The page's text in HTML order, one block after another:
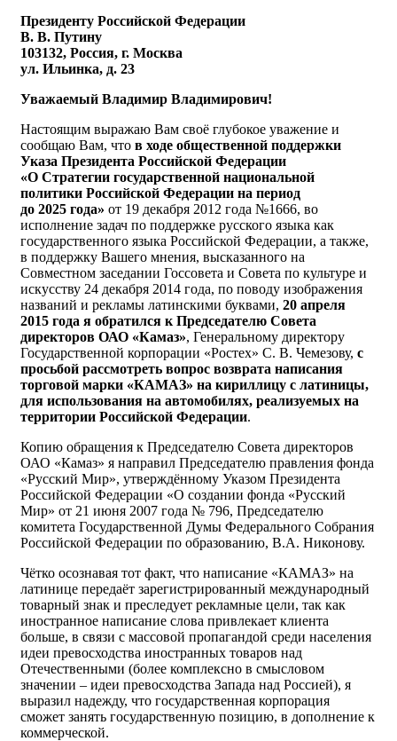
Президенту Российской Федерации
В. В. Путину
103132, Россия, г. Москва
ул. Ильинка, д. 23
Уважаемый Владимир Владимирович!
Настоящим выражаю Вам своё глубокое уважение и
сообщаю Вам, что в ходе общественной поддержки
Указа Президента Российской Федерации
«О Стратегии государственной национальной
политики Российской Федерации на период
до 2025 года» от 19 декабря 2012 года №1666, во
исполнение задач по поддержке русского языка как
государственного языка Российской Федерации, а также,
в поддержку Вашего мнения, высказанного на
Совместном заседании Госсовета и Совета по культуре и
искусству 24 декабря 2014 года, по поводу изображения
названий и рекламы латинскими буквами, 20 апреля
2015 года я обратился к Председателю Совета
директоров ОАО «Камаз», Генеральному директору
Государственной корпорации «Ростех» С. В. Чемезову, с
просьбой рассмотреть вопрос возврата написания
торговой марки «КАМАЗ» на кириллицу с латиницы,
для использования на автомобилях, реализуемых на
территории Российской Федерации.
Копию обращения к Председателю Совета директоров
ОАО «Камаз» я направил Председателю правления фонда
«Русский Мир», утверждённому Указом Президента
Российской Федерации «О создании фонда «Русский
Мир» от 21 июня 2007 года № 796, Председателю
комитета Государственной Думы Федерального Собрания
Российской Федерации по образованию, В.А. Никонову.
Чётко осознавая тот факт, что написание «КАМАЗ» на
латинице передаёт зарегистрированный международный
товарный знак и преследует рекламные цели, так как
иностранное написание слова привлекает клиента
больше, в связи с массовой пропагандой среди населения
идеи превосходства иностранных товаров над
Отечественными (более комплексно в смысловом
значении – идеи превосходства Запада над Россией), я
выразил надежду, что государственная корпорация
сможет занять государственную позицию, в дополнение к
коммерческой.